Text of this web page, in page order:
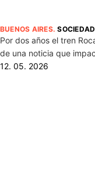
BUENOS AIRES.SOCIEDAD
Por dos años el tren
de una noticia que
12. 05. 2026